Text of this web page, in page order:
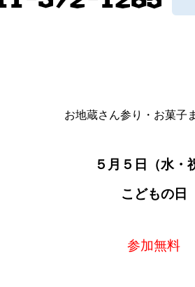
お地蔵さん参り・お菓子
５月５日（水・
こどもの日
参加無料